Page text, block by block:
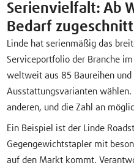
Serienvielfalt: Ab
Bedarf
Linde hat serienmäßig das
Serviceportfolio der Branche
weltweit aus 85 Baureihen
Ausstattungsvarianten
anderen, und die Zahl an
Ein Beispiel ist der Linde
Gegengewichtstapler mit
auf den Markt kommt.